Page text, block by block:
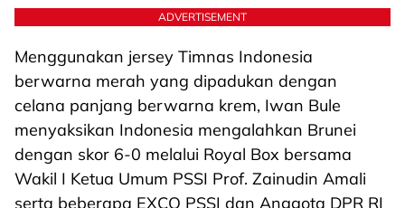
ADVERTISEMENT
Menggunakan jersey Timnas Indonesia
berwarna merah yang dipadukan dengan
celana panjang berwarna krem, Iwan Bule
menyaksikan Indonesia mengalahkan Brunei
dengan skor 6-0 melalui Royal Box bersama
Wakil I Ketua Umum PSSI Prof. Zainudin Amali
serta beberapa EXCO PSSI dan Anggota DPR RI